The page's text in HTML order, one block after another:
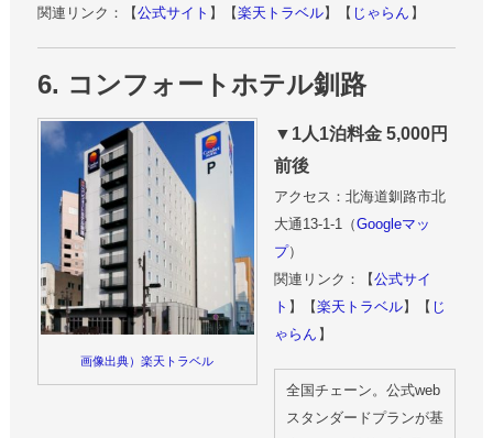
関連リンク：【公式サイト 】【楽天トラベル】【 じゃらん 】
6. コンフォートホテル釧路
画像出典）楽天トラベル
▼1人1泊料金 5,000円
前後
アクセス：北海道釧路市北
大通13-1-1（Googleマッ
プ）
関連リンク：【公式サイ
ト 】【楽天トラベル】【 じ
ゃらん 】
全国チェーン。公式web
スタンダードプランが基